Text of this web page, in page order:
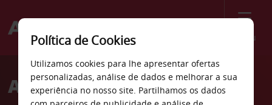
Menu
Welcome
AvisAluguer de
Política de Cookies
Utilizamos cookies para lhe apresentar ofertas
personalizadas, análise de dados e melhorar a sua
experiência no nosso site. Partilhamos os dados